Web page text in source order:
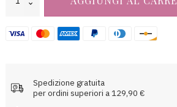
Backpack
Spedizione gratuita
per ordini superiori a 129,90 €